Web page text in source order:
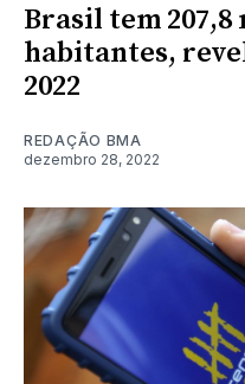
Brasil tem 207,8
habitantes,
2022
REDAÇÃO BMA
dezembro 28, 2022